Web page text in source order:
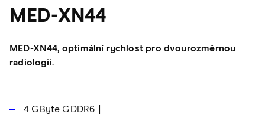
MED-XN44
MED-XN44, optimální rychlost pro dvourozměrnou
radiologii.
4 GByte GDDR6